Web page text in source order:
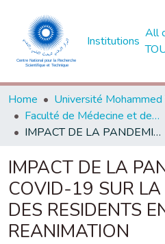
Institutions
All
Home
Faculté de Médecine et de Pharmacie - Rabat
IMPACT DE LA PANDEMIE DE COVID-19 SUR LA FORMATION DES RESIDENTS EN ANESTHESIE-REANIMATION
IMPACT DE LA
COVID-19 SUR
DES RESIDENTS
REANIMATION